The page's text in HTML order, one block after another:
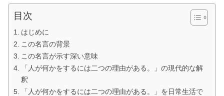
目次
はじめに
この名言の背景
この名言が示す深い意味
「人が何かをするには二つの理由がある。」の現代的な解
釈
「人が何かをするには二つの理由がある。」を日常生活で